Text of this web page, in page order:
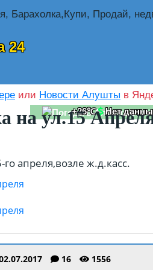
24
+26℃ Нет
или Новости Алушты в
на ул.15
апреля,возле ж.д.касс.
16 1556